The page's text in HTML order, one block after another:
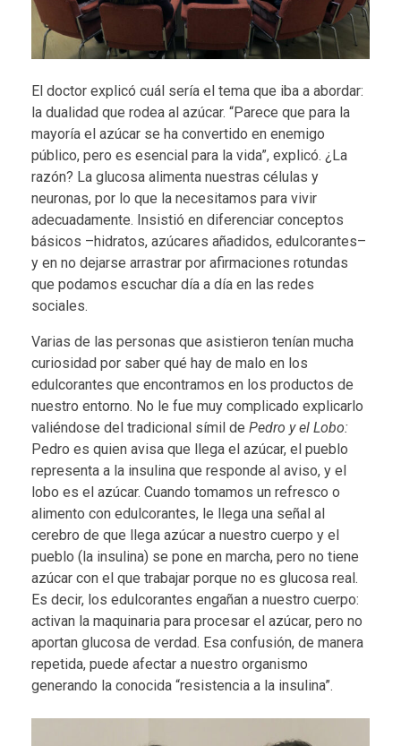
El doctor explicó cuál sería el tema que iba a abordar:
la dualidad que rodea al azúcar. “Parece que para la
mayoría el azúcar se ha convertido en enemigo
público, pero es esencial para la vida”, explicó. ¿La
razón? La glucosa alimenta nuestras células y
neuronas, por lo que la necesitamos para vivir
adecuadamente. Insistió en diferenciar conceptos
básicos –hidratos, azúcares añadidos, edulcorantes–
y en no dejarse arrastrar por afirmaciones rotundas
que podamos escuchar día a día en las redes
sociales.
Varias de las personas que asistieron tenían mucha
curiosidad por saber qué hay de malo en los
edulcorantes que encontramos en los productos de
nuestro entorno. No le fue muy complicado explicarlo
valiéndose del tradicional símil de Pedro y el Lobo:
Pedro es quien avisa que llega el azúcar, el pueblo
representa a la insulina que responde al aviso, y el
lobo es el azúcar. Cuando tomamos un refresco o
alimento con edulcorantes, le llega una señal al
cerebro de que llega azúcar a nuestro cuerpo y el
pueblo (la insulina) se pone en marcha, pero no tiene
azúcar con el que trabajar porque no es glucosa real.
Es decir, los edulcorantes engañan a nuestro cuerpo:
activan la maquinaria para procesar el azúcar, pero no
aportan glucosa de verdad. Esa confusión, de manera
repetida, puede afectar a nuestro organismo
generando la conocida “resistencia a la insulina”.